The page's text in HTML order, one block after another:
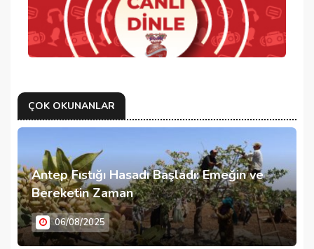
ÇOK OKUNANLAR
Antep Fıstığı Hasadı Başladı: Emeğin ve
Bereketin Zaman
06/08/2025